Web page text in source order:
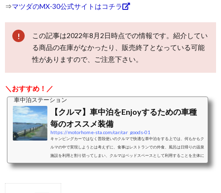
⇒マツダのMX-30公式サイトはコチラ
この記事は2022年8月2日時点での情報です。紹介してい
る商品の在庫がなかったり、販売終了となっている可能
性がありますので、ご注意下さい。
＼おすすめ！／
車中泊ステーション
【クルマ】車中泊をEnjoyするための車種
毎のオススメ装備
https://motorhome-sta.com/car/car_goods-01
キャンピングカーではなく普段使いのクルマで快適な車中泊をする上では、何もかもク
ルマの中で実現しようとは考えずに、食事はレストランでの外食、風呂は日帰りの温泉
施設を利用と割り切ってしまい、クルマはベッドスペースとして利用することを主体に
考えることをおすすめします。ベッドスペースとして利用することを考えた際の車中泊
り大人二人＋小さな子供一人程度...